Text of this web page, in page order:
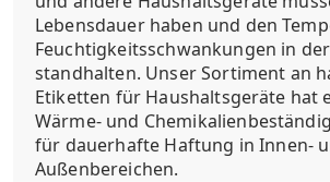
Lebensdauer haben und den
Feuchtigkeitsschwankungen in
standhalten. Unser Sortiment an
Etiketten für Haushaltsgeräte hat
Wärme- und
für dauerhafte Haftung in Innen-
Außenbereichen.